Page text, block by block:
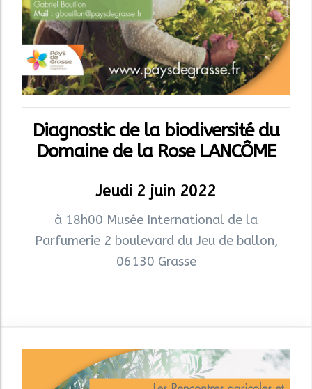
Diagnostic de la biodiversité du
Domaine de la Rose LANCÔME
Jeudi 2 juin 2022
à 18h00 Musée International de la
Parfumerie 2 boulevard du Jeu de ballon,
06130 Grasse